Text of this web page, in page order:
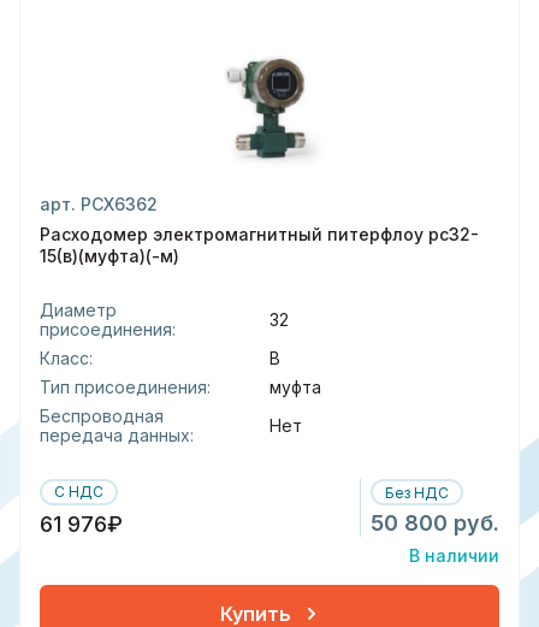
арт. РСХ6362
Расходомер электромагнитный питерфлоу рс32-
15(в)(муфта)(-м)
Диаметр
присоединения:
32
Класс:
В
Тип присоединения:
муфта
Беспроводная
передача данных:
Нет
С НДС
61 976₽
Без НДС
50 800 руб.
В наличии
Купить